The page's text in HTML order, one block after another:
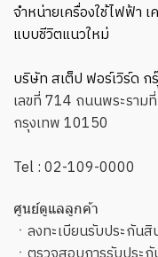
จำหน่ายเครื่องใช้ไฟฟ้า
แบบชีวิตแนวใหม่
บริษัท สเต็ป ฟอร์เวิร์ด ก
เลขที่ 714 ถนนพระราม
กรุงเทพ 10150
Tel :02-109-0000
ศูนย์ดูแลลูกค้า
ㆍ ลงทะเบียนรับประกันสิ